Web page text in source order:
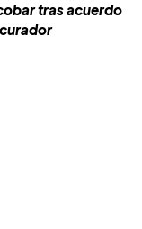
tras acuerdo